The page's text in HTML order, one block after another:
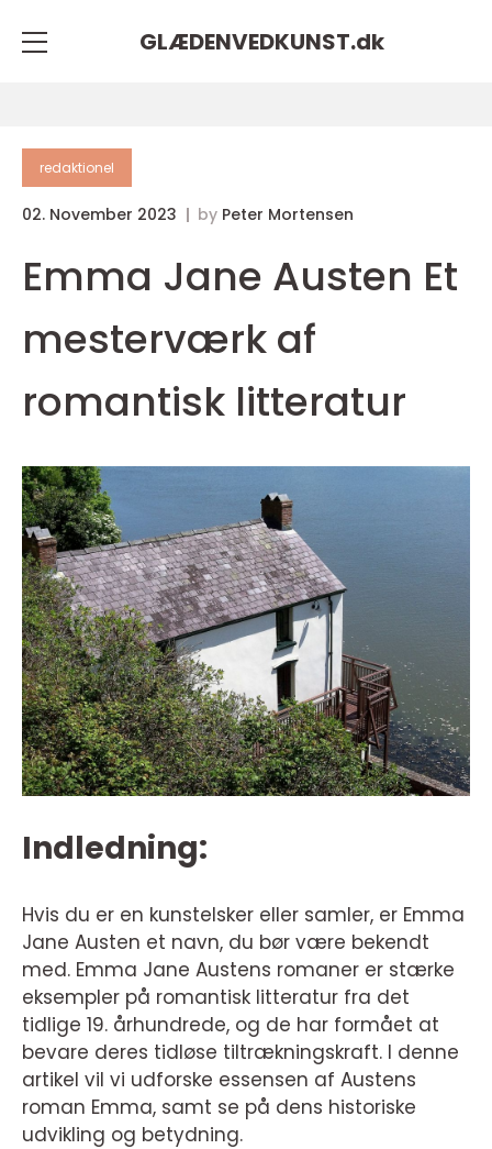
GLÆDENVEDKUNST.dk
redaktionel
02. November 2023 by Peter Mortensen
Emma Jane Austen Et
mesterværk af
romantisk litteratur
Indledning:
Hvis du er en kunstelsker eller samler, er Emma
Jane Austen et navn, du bør være bekendt
med. Emma Jane Austens romaner er stærke
eksempler på romantisk litteratur fra det
tidlige 19. århundrede, og de har formået at
bevare deres tidløse tiltrækningskraft. I denne
artikel vil vi udforske essensen af Austens
roman Emma, samt se på dens historiske
udvikling og betydning.